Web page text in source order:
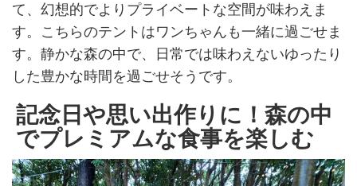
て、幻想的でよりプライベートな空間が味わえま
す。こちらのテントはワンちゃんも一緒に過ごせま
す。静かな森の中で、日常では味わえないゆったり
した豊かな時間を過ごせそうです。
記念日や思い出作りに！森の中
でプレミアムな食事を楽しむ